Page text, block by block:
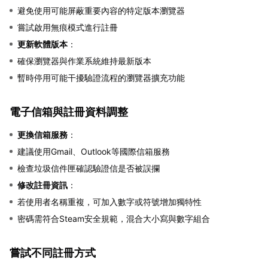
避免使用可能屏蔽重要內容的特定版本瀏覽器
嘗試啟用無痕模式進行註冊
更新軟體版本：
確保瀏覽器與作業系統維持最新版本
暫時停用可能干擾驗證流程的瀏覽器擴充功能
電子信箱與註冊資料調整
更換信箱服務 ：
建議使用Gmail、Outlook等國際信箱服務
檢查垃圾信件匣確認驗證信是否被誤攔
修改註冊資訊 ：
若使用者名稱重複，可加入數字或符號增加獨特性
密碼需符合Steam安全規範，混合大小寫與數字組合
嘗試不同註冊方式